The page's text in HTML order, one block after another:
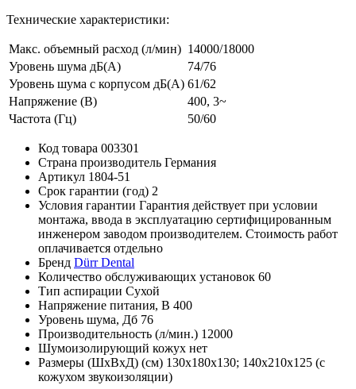
Технические характеристики:
Макс. объемный расход (л/мин) 14000/18000
Уровень шума дБ(A)
74/76
Уровень шума с корпусом дБ(А) 61/62
Напряжение (В)
400, 3~
Частота (Гц)
50/60
Код товара 003301
Страна производитель Германия
Артикул 1804-51
Срок гарантии (год) 2
Условия гарантии Гарантия действует при условии
монтажа, ввода в эксплуатацию сертифицированным
инженером заводом производителем. Cтоимость работ
оплачивается отдельно
Бренд Dürr Dental
Количество обслуживающих установок 60
Тип аспирации Сухой
Напряжение питания, В 400
Уровень шума, Дб 76
Производительность (л/мин.) 12000
Шумоизолирующий кожух нет
Размеры (ШхВхД) (см) 130х180х130; 140x210x125 (с
кожухом звукоизоляции)